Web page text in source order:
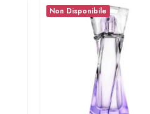
Non Disponibile